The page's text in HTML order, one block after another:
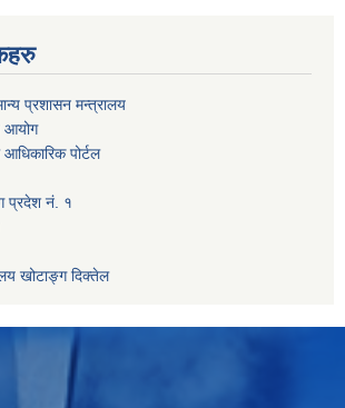
प्रशासन मन्त्रालय
आयोग
पोर्टल
प्रदेश नं. १
खोटाङ्ग दिक्तेल